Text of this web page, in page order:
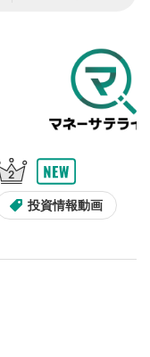
置をクリック
。
。
きます。
投資情報動画